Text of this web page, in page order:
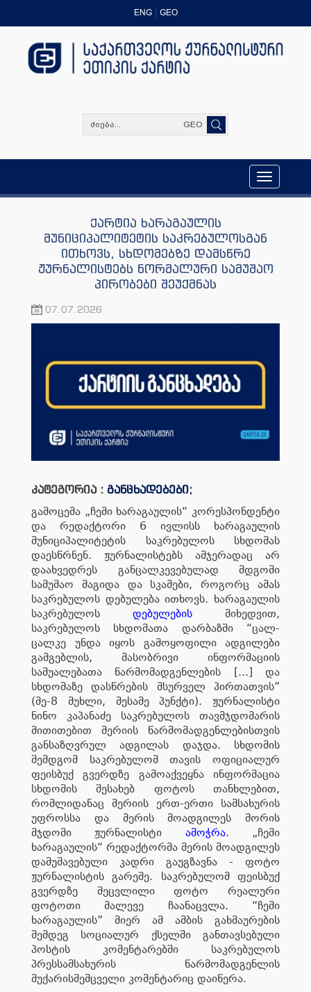
ENG GEO
GEO
Toggle
navigation
ქარტია ხარაგაულის
მუნიციპალიტეტის საკრებულოსგან
ითხოვს, სხდომებზე დამსწრე
ჟურნალისტებს ნორმალური სამუშაო
პირობები შეუქმნას
07.07.2026
კატეგორია : განცხადებები;
გამოცემა „ჩემი ხარაგაულის“ კორესპონდენტი
და რედაქტორი 6 ივლისს ხარაგაულის
მუნიციპალიტეტის საკრებულოს სხდომას
დაესწრნენ. ჟურნალისტებს ამჯერადაც არ
დაახვედრეს განცალკევებულად მდგომი
სამუშაო მაგიდა და სკამები, როგორც ამას
საკრებულოს დებულება ითხოვს. ხარაგაულის
საკრებულოს დებულების მიხედვით,
საკრებულოს სხდომათა დარბაზში “ცალ-
ცალკე უნდა იყოს გამოყოფილი ადგილები
გამგებლის, მასობრივი ინფორმაციის
საშუალებათა წარმომადგენლების [...] და
სხდომაზე დასწრების მსურველ პირთათვის”
(მე-8 მუხლი, მესამე პუნქტი). ჟურნალისტი
ნინო კაპანაძე საკრებულოს თავმჯდომარის
მითითებით მერიის წარმომადგენლებისთვის
განსაზღვრულ ადგილას დაჯდა. სხდომის
შემდგომ საკრებულომ თავის ოფიციალურ
ფეისბუქ გვერდზე გამოაქვეყნა ინფორმაცია
სხდომის შესახებ ფოტოს თანხლებით,
რომლიდანაც მერიის ერთ-ერთი სამსახურის
უფროსსა და მერის მოადგილეს შორის
მჯდომი ჟურნალისტი ამოჭრა. „ჩემი
ხარაგაულის“ რედაქტორმა მერის მოადგილეს
დამუშავებული კადრი გაუგზავნა - ფოტო
ჟურნალისტის გარეშე. საკრებულომ ფეისბუქ
გვერდზე შეცვლილი ფოტო რეალური
ფოტოთი მალევე ჩაანაცვლა. “ჩემი
ხარაგაულის” მიერ ამ ამბის გახმაურების
შემდეგ სოციალურ ქსელში განთავსებული
პოსტის კომენტარებში საკრებულოს
პრესსამსახურის წარმომადგენლის
მუქარისშემცველი კომენტარიც დაიწერა.